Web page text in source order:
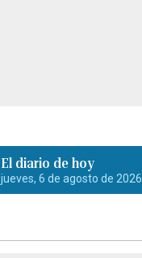
El diario de hoy
jueves, 6 de agosto de 2026